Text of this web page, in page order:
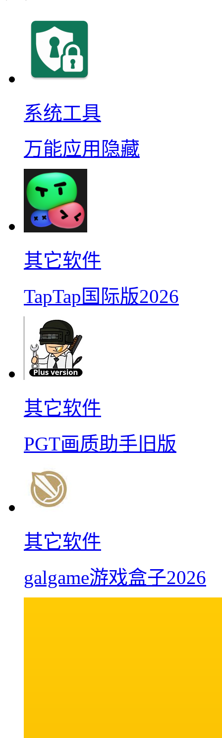
系统工具
万能应用隐藏
其它软件
TapTap国际版2026
其它软件
PGT画质助手旧版
其它软件
galgame游戏盒子2026